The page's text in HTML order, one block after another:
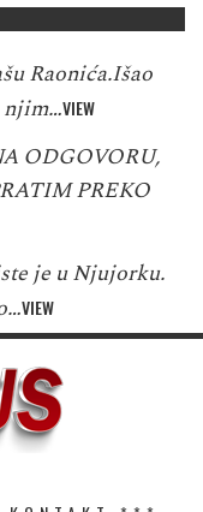
Raonića.Išao
njim…VIEW
ODGOVORU,
PREKO
je u Njujorku.
VIEW